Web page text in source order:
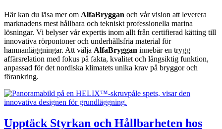
Här kan du läsa mer om AlfaBryggan och vår vision att leverera
marknadens mest hållbara och tekniskt professionella marina
lösningar. Vi belyser vår expertis inom allt från certifierad kätting till
innovativa rörpontoner och underhållsfria material för
hamnanläggningar. Att välja AlfaBryggan innebär en trygg
affärsrelation med fokus på fakta, kvalitet och långsiktig funktion,
anpassad för det nordiska klimatets unika krav på bryggor och
förankring.
Upptäck Styrkan och Hållbarheten hos